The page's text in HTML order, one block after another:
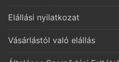
Elállási nyilatkozat
Vásárlástól való elállás